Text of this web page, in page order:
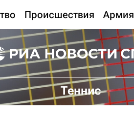
Происшествия Армия
Теннис